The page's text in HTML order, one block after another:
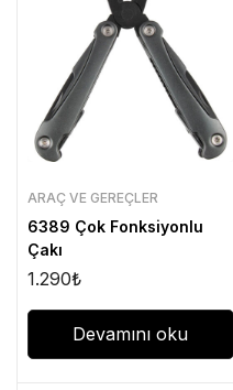
ARAÇ VE GEREÇLER
6389 Çok Fonksiyonlu
Çakı
1.290₺
Devamını oku